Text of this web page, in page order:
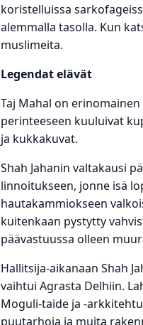
koristelluissa
alemmalla tasolla. Kun
muslimeita.
Legendat elävät
Taj Mahal on
perinteeseen kuuluivat
ja kukkakuvat.
Shah Jahanin valtakausi
linnoitukseen, jonne isä
hautakammiokseen
kuitenkaan pystytty
päävastuussa olleen
Hallitsija-aikanaan Shah
vaihtui Agrasta Delhiin.
Moguli-taide ja -
puutarhoja ja muita